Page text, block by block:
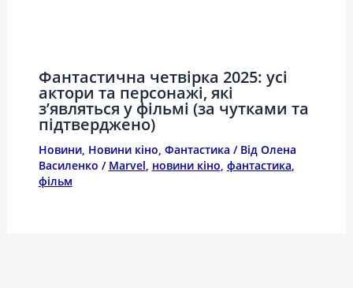
Фантастична четвірка 2025: усі
актори та персонажі, які
з’являться у фільмі (за чутками та
підтверджено)
Новини, Новини кіно Фантастика / Від Олена
Василенко / Marvel новини кіно фантастика
фільм